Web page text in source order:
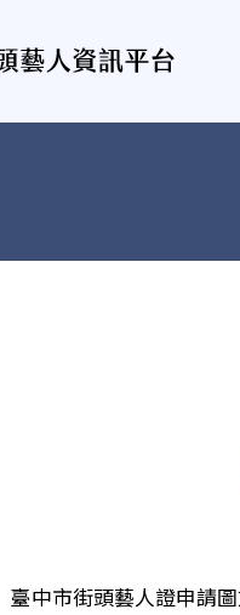
臺中市街頭藝人證申請